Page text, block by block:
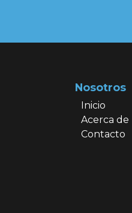
Nosotros
Inicio
Acerca de
Contacto